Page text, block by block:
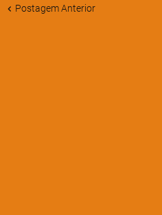
Postagem Anterior